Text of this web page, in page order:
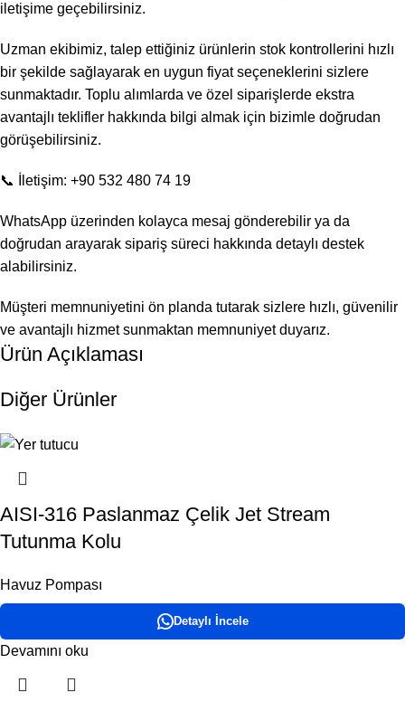
iletişime geçebilirsiniz.
Uzman ekibimiz, talep ettiğiniz ürünlerin stok kontrollerini hızlı
bir şekilde sağlayarak en uygun fiyat seçeneklerini sizlere
sunmaktadır. Toplu alımlarda ve özel siparişlerde ekstra
avantajlı teklifler hakkında bilgi almak için bizimle doğrudan
görüşebilirsiniz.
📞 İletişim: +90 532 480 74 19
WhatsApp üzerinden kolayca mesaj gönderebilir ya da
doğrudan arayarak sipariş süreci hakkında detaylı destek
alabilirsiniz.
Müşteri memnuniyetini ön planda tutarak sizlere hızlı, güvenilir
ve avantajlı hizmet sunmaktan memnuniyet duyarız.
Ürün Açıklaması
Diğer Ürünler
AISI-316 Paslanmaz Çelik Jet Stream
Tutunma Kolu
Havuz Pompası
Detaylı İncele
Devamını oku